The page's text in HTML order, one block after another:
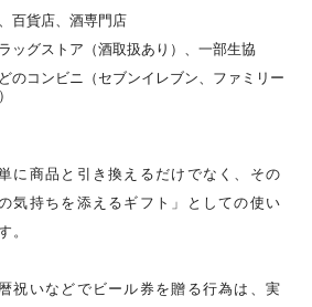
百貨店、酒専門店
ッグストア（酒取扱あり）、一部生協
のコンビニ（セブンイレブン、ファミリー
に商品と引き換えるだけでなく、その
気持ちを添えるギフト」としての使い
。
祝いなどでビール券を贈る行為は、実